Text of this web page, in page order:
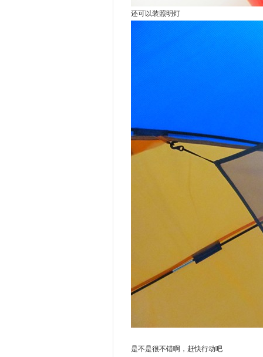
还可以装照明灯
是不是很不错啊，赶快行动吧